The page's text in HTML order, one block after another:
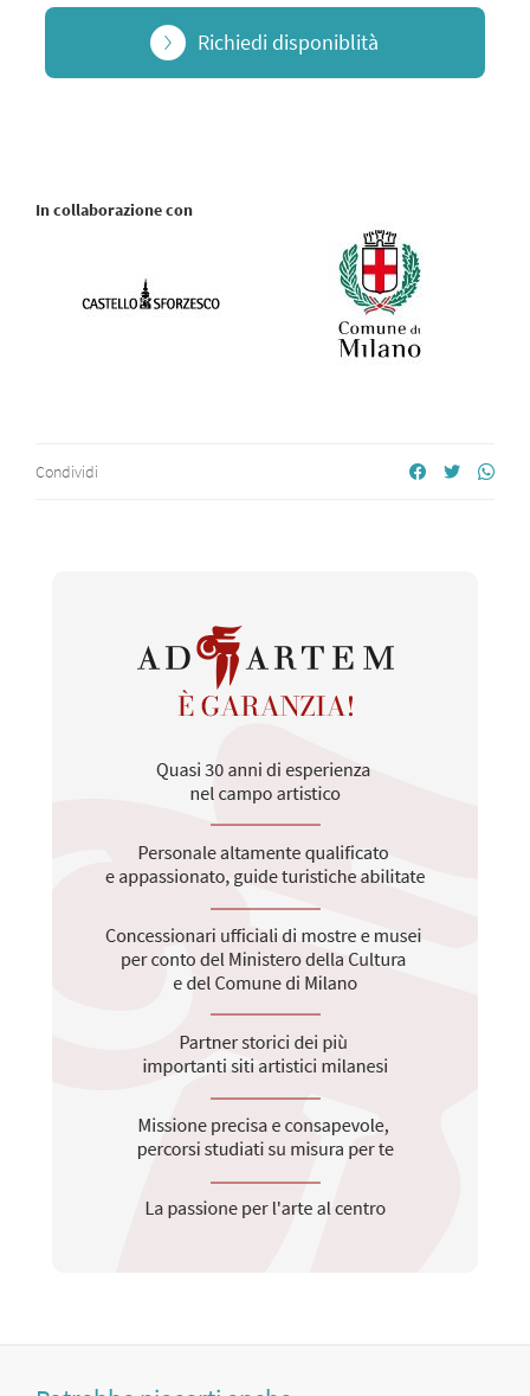
Richiedi disponiblità
In collaborazione con
Condividi